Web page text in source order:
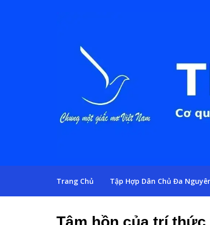
Trang Chủ Tập Hợp Dân Chủ Đa
Tâm hồn của trí